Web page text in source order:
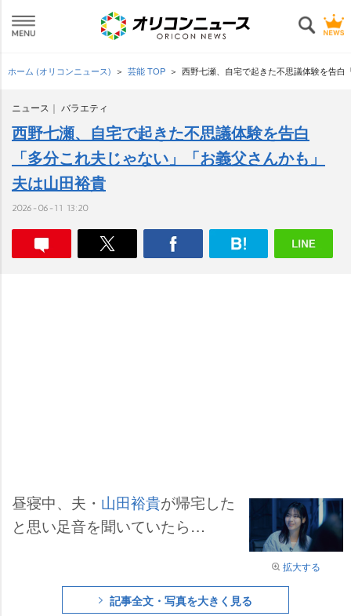
ホーム (オリコンニュース) 芸能 TOP 西野七瀬、自宅で起きた不思議体験を告
ニュース バラエティ
西野七瀬、自宅で起きた不思議体験を告白
「多分これ夫じゃない」「お義父さんかも」
夫は山田裕貴
2026-06-11 13:20
拡大する
昼寝中、夫・ 山田裕貴が帰宅した
と思い足音を聞いていたら…
記事全文・写真を大きく見る